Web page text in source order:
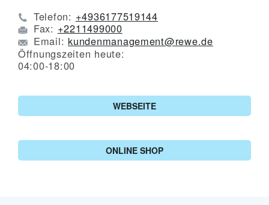
Telefon: +4936177519144
Fax: +2211499000
Email: kundenmanagement@rewe.de
Öffnungszeiten heute:
04:00-18:00
WEBSEITE
ONLINE SHOP